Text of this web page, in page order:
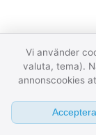
de publicerats av
Tre sektioner:
marknadsperiod
period för
auktionen har
Vi använder
valuta, tema).
annonscookies